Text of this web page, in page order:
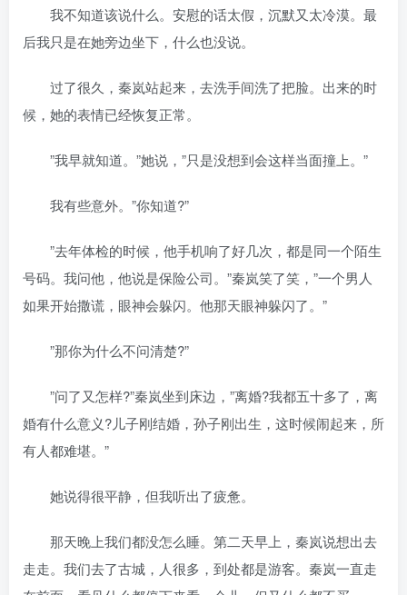
我不知道该说什么。安慰的话太假，沉默又太冷漠。最
后我只是在她旁边坐下，什么也没说。
过了很久，秦岚站起来，去洗手间洗了把脸。出来的时
候，她的表情已经恢复正常。
”我早就知道。”她说，”只是没想到会这样当面撞上。”
我有些意外。”你知道?”
”去年体检的时候，他手机响了好几次，都是同一个陌生
号码。我问他，他说是保险公司。”秦岚笑了笑，”一个男人
如果开始撒谎，眼神会躲闪。他那天眼神躲闪了。”
”那你为什么不问清楚?”
”问了又怎样?”秦岚坐到床边，”离婚?我都五十多了，离
婚有什么意义?儿子刚结婚，孙子刚出生，这时候闹起来，所
有人都难堪。”
她说得很平静，但我听出了疲惫。
那天晚上我们都没怎么睡。第二天早上，秦岚说想出去
走走。我们去了古城，人很多，到处都是游客。秦岚一直走